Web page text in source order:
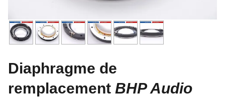
Diaphragme de
remplacement BHP Audio